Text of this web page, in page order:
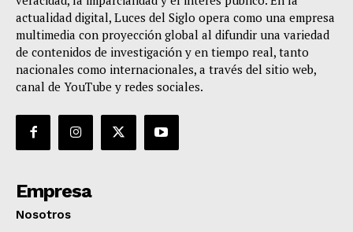
actualidad digital, Luces del Siglo opera como una empresa
multimedia con proyección global al difundir una variedad
de contenidos de investigación y en tiempo real, tanto
nacionales como internacionales, a través del sitio web,
canal de YouTube y redes sociales.
Empresa
Nosotros